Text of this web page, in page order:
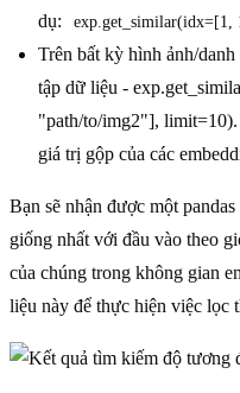
dụ:
Trên bất kỳ hình ảnh/
tập dữ liệu -
"path/to/img2"],
giá trị gộp của các
Bạn sẽ nhận được một
giống nhất với đầu vào theo
của chúng trong không gian
liệu này để thực hiện việc lọc